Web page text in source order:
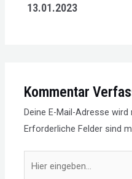
13.01.2023
Kommentar
Deine E-Mail-Adresse
Erforderliche Felder sind